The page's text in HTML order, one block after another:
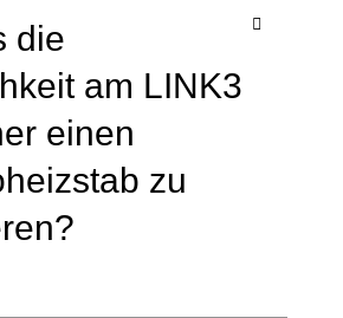
die
am LINK3
einen
zu